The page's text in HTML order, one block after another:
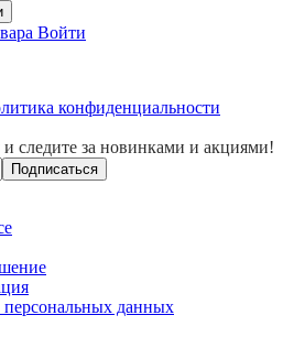
Войти
конфиденциальности
следите за новинками и акциями!
Подписаться
данных